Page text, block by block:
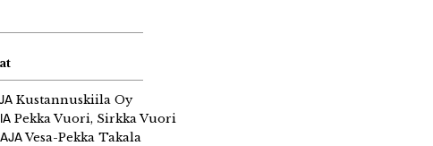
Kustannuskiila Oy
Pekka Vuori, Sirkka Vuori
Vesa-Pekka Takala